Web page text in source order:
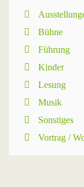
Bühne
Führung
Kinder
Lesung
Musik
Sonstiges
Vortrag /